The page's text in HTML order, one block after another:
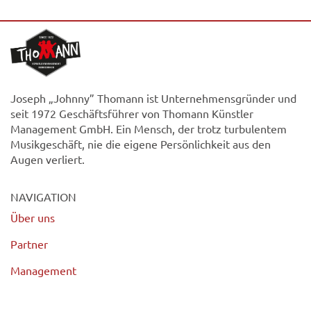
Joseph „Johnny” Thomann ist Unternehmensgründer und
seit 1972 Geschäftsführer von Thomann Künstler
Management GmbH. Ein Mensch, der trotz turbulentem
Musikgeschäft, nie die eigene Persönlichkeit aus den
Augen verliert.
NAVIGATION
Über uns
Partner
Management